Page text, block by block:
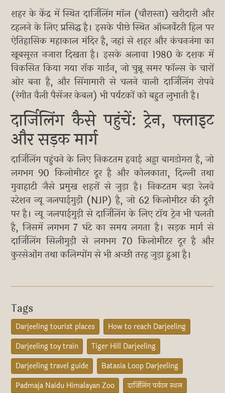
शहर के केंद्र में स्थित दार्जिलिंग मॉल (चौरास्ता) खरीदारी और
टहलने के लिए प्रसिद्ध है। इसके पीछे स्थित ऑब्जर्वेटरी हिल पर
ऐतिहासिक महाकाल मंदिर है, जहां से शहर और कंचनजंगा का
खूबसूरत नजारा दिखता है। इसके अलावा 1980 के दशक में
विकसित किया गया रॉक गार्डन, जो चुन्नू समर फॉल्स के चारों
ओर बना है, और सिंगामारी से चलने वाली दार्जिलिंग रोपवे
(रंगीत वैली पैसेंजर केबल) भी पर्यटकों को बहुत लुभाती है।
दार्जिलिंग कैसे पहुंचें: ट्रेन, फ्लाइट
और सड़क मार्ग
दार्जिलिंग पहुंचने के लिए निकटतम हवाई अड्डा बागडोगरा है, जो
लगभग 90 किलोमीटर दूर है और कोलकाता, दिल्ली तथा
गुवाहाटी जैसे प्रमुख शहरों से जुड़ा है। निकटतम बड़ा रेलवे
स्टेशन न्यू जलपाईगुड़ी (NJP) है, जो 62 किलोमीटर की दूरी
पर है। न्यू जलपाईगुड़ी से दार्जिलिंग के लिए टॉय ट्रेन भी चलती
है, जिसमें लगभग 7 घंटे का समय लगता है। सड़क मार्ग से
दार्जिलिंग सिलीगुड़ी से लगभग 70 किलोमीटर दूर है और
कुरसेओंग तथा कलिम्पोंग से भी अच्छी तरह जुड़ा हुआ है।
Tags
Darjeeling tourist places
How to reach Darjeeling
Darjeeling toy train
Tiger Hill Darjeeling
Darjeeling travel guide
Batasia Loop Darjeeling
Padmaja Naidu Himalayan Zoo
दार्जिलिंग पर्यटन स्थल